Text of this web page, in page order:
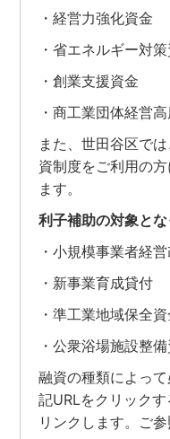
・経営力強化資金
・省エネルギー対
・創業支援資金
・商工業団体経営
また、世田谷区で
資制度をご利用の
ます。
利子補助の対象と
・小規模事業者経
・新事業育成貸付
・準工業地域保全
・公衆浴場施設整
融資の種類によっ
記URLをクリック
リンクします。ご参